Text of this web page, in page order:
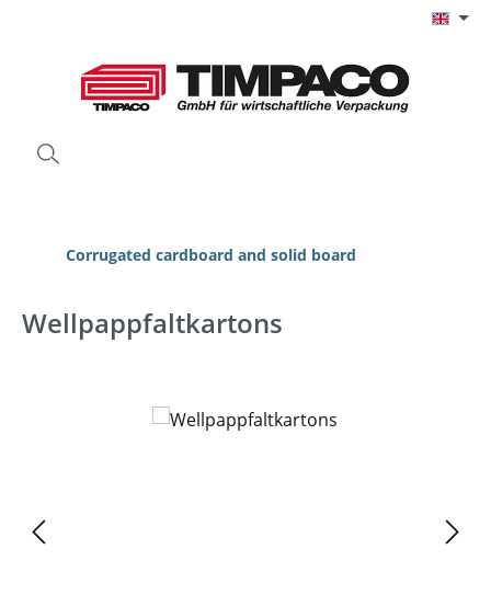
Corrugated cardboard and solid board
Wellpappfaltkartons
Skip image gallery